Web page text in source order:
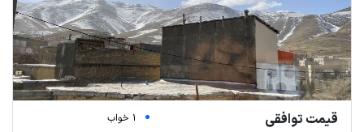
قیمت توافقی
1 خواب